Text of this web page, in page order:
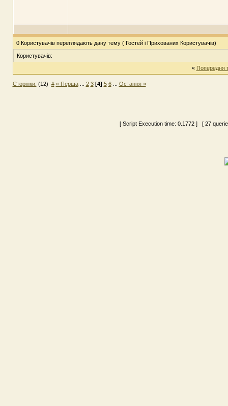
0 Користувачів переглядають дану тему ( Гостей і Прихованих Користувачів)
Користувачів:
« Попередня
Сторінки: (12) # « Перша... 2 3 [4] 5 6... Остання »
[ Script Execution time: 0.1772 ] [ 27